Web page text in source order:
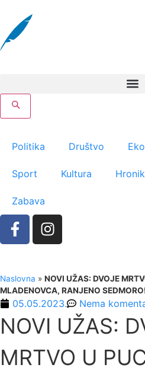
Politika Društvo
Sport Kultura
Zabava
Naslovna » NOVI UŽAS: DVOJE
MLADENOVCA, RANJENO
05.05.2023. Nema
NOVI UŽAS:
MRTVO U